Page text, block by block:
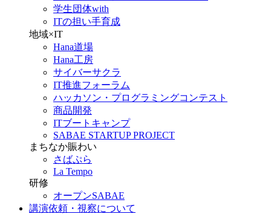
学生団体with
ITの担い手育成
地域×IT
Hana道場
Hana工房
サイバーサクラ
IT推進フォーラム
ハッカソン・プログラミングコンテスト
商品開発
ITブートキャンプ
SABAE STARTUP PROJECT
まちなか賑わい
さばぷら
La Tempo
研修
オープンSABAE
講演依頼・視察について